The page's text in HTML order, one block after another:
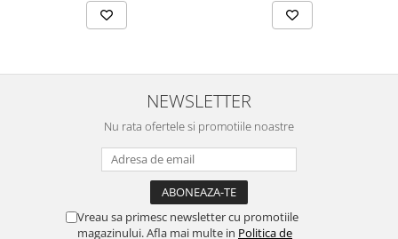
NEWSLETTER
Nu rata ofertele si promotiile noastre
Vreau sa primesc newsletter cu promotiile
magazinului. Afla mai multe in Politica de